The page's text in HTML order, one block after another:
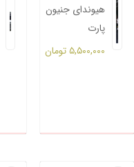
هیوندای جنیون
پارت
۵,۵۰۰,۰۰۰تومان